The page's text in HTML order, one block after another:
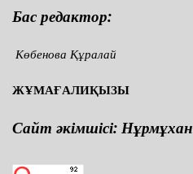
Бас редактор:
Көбенова Құралай
ЖҰМАҒАЛИҚЫЗЫ
Сайт әкімшісі: